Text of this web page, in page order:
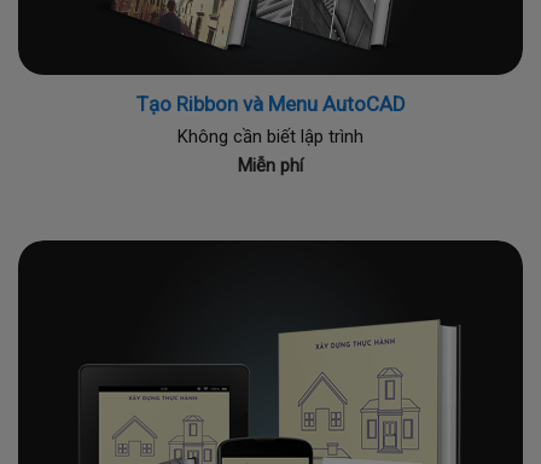
Tạo Ribbon và Menu AutoCAD
Không cần biết lập trình
Miễn phí